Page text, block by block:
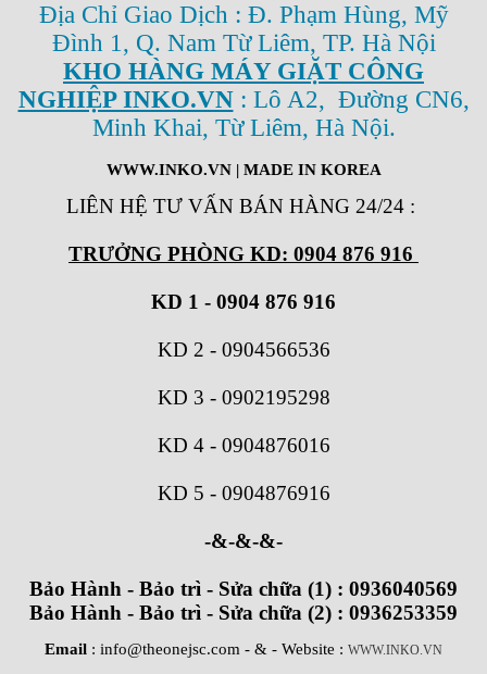
Địa Chỉ Giao Dịch : Đ. Phạm Hùng, Mỹ
Đình 1, Q. Nam Từ Liêm, TP. Hà Nội
KHO HÀNG MÁY GIẶT CÔNG
NGHIỆP INKO.VN: Lô A2, Đường CN6,
Minh Khai, Từ Liêm, Hà Nội.
WWW.INKO.VN| MADE IN KOREA
LIÊN HỆ TƯ VẤN BÁN HÀNG 24/24 :
TRƯỞNG PHÒNG KD: 0904 876 916
KD 1 - 0904 876 916
KD 2 - 0904566536
KD 3 - 0902195298
KD 4 - 0904876016
KD 5 - 0904876916
-&-&-&-
Bảo Hành - Bảo trì - Sửa chữa (1) : 0936040569
Bảo Hành - Bảo trì - Sửa chữa (2) : 0936253359
Email : info@theonejsc.com - & - Website : WWW.INKO.VN